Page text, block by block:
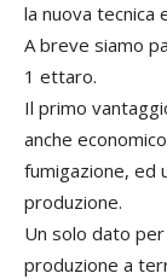
la nuova tecnica
A breve siamo
1 ettaro.
Il primo
anche
fumigazione, ed
produzione.
Un solo dato
produzione a